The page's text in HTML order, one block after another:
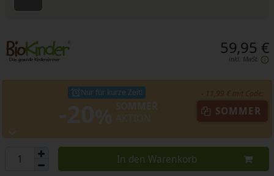
59,95 €
inkl. MwSt.
Nur für kurze Zeit!
SOMMER
In den Warenkorb